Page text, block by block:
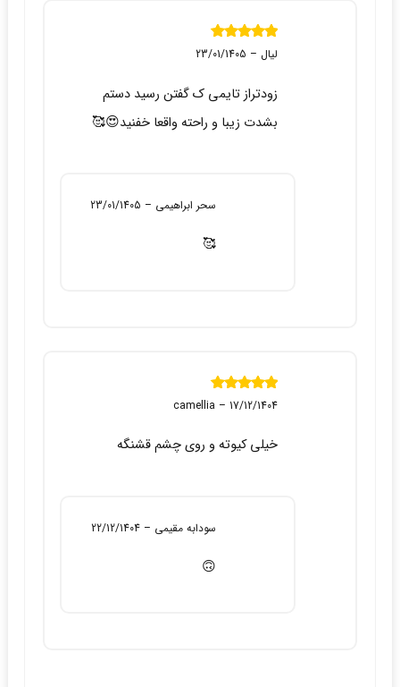
نمره5از 5 لیال –
23/01/1405
زودتراز تایمی ک گفتن رسید دستم
بشدت زیبا و راحته واقعا خفنید😍🥰
سحر ابراهیمی –
23/01/1405
🥰
نمره5از 5 camellia – 17/12/1404
خیلی کیوته و روی چشم قشنگه
سودابه مقیمی –
22/12/1404
🙃